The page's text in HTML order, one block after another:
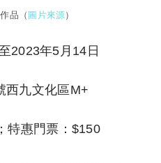
品（ 圖片來源）
2023年5月14日
西九文化區M+
特惠門票：$150